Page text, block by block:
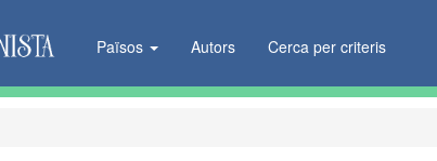
Països Autors Cerca per criteris